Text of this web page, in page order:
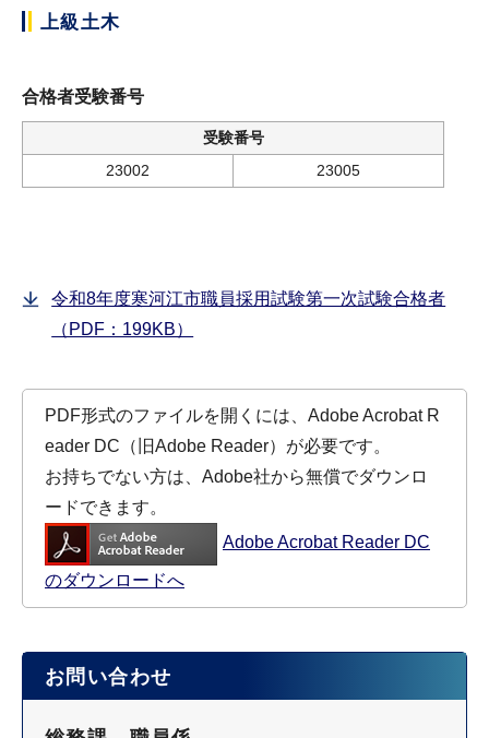
上級土木
合格者受験番号
受験番号
23002
23005
令和8年度寒河江市職員採用試験第一次試験合格者
（PDF：199KB）
PDF形式のファイルを開くには、Adobe Acrobat R
eader DC（旧Adobe Reader）が必要です。
お持ちでない方は、Adobe社から無償でダウンロ
ードできます。
Adobe Acrobat Reader DC
のダウンロードへ
お問い合わせ